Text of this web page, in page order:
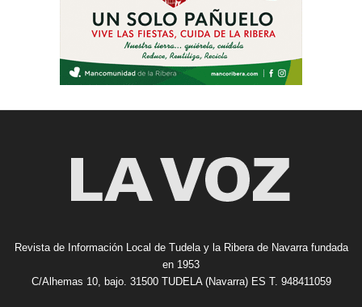
Revista de Información Local de Tudela y la Ribera de Navarra fundada
en 1953
C/Alhemas 10, bajo. 31500 TUDELA (Navarra) ES T. 948411059